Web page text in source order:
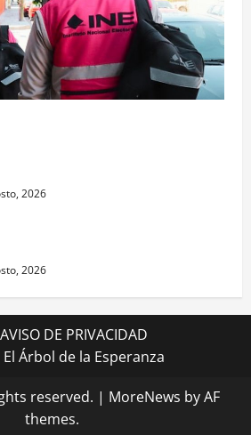
2026
2026
AVISO DE PRIVACIDAD
Árbol de la Esperanza
reserved. | MoreNews by AF
themes.